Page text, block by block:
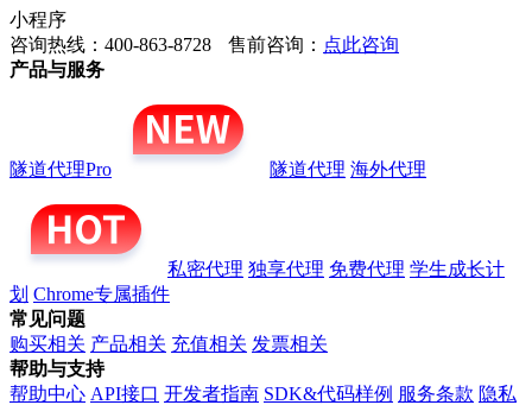
小程序
咨询热线：400-863-8728
售前咨询： 点此咨询
产品与服务
隧道代理Pro 隧道代理 海外代理
私密代理 独享代理 免费代理 学生成长计
划 Chrome专属插件
常见问题
购买相关 产品相关 充值相关 发票相关
帮助与支持
帮助中心 API接口 开发者指南 SDK&代码样例 服务条款 隐私